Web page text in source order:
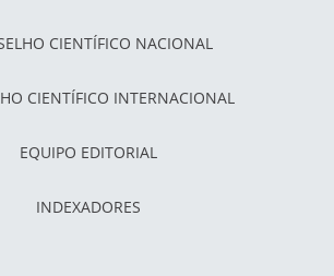
CIENTÍFICO NACIONAL
CIENTÍFICO INTERNACIONAL
EQUIPO EDITORIAL
INDEXADORES